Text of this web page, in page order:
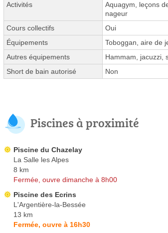
Activités
Aquagym, leçons
nageur
Cours collectifs
Oui
Équipements
Toboggan, aire de
Autres équipements
Hammam, jacuzzi,
Short de bain autorisé
Non
Piscines à proximité
Piscine du Chazelay
La Salle les Alpes
8 km
Fermée, ouvre dimanche à 8h00
Piscine des Ecrins
L'Argentière-la-Bessée
13 km
Fermée, ouvre à 16h30